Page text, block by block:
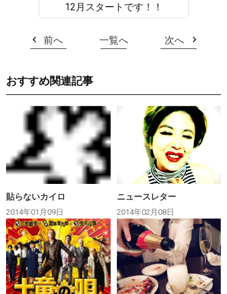
12月スタートです！！
前へ 一覧へ 次へ
おすすめ関連記事
貼らないカイロ
2014年01月09日
ニュースレター
2014年02月08日